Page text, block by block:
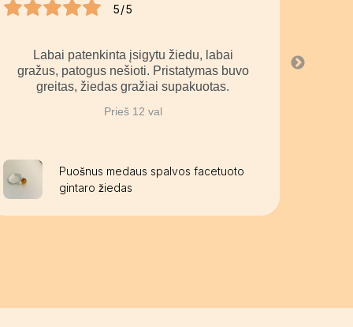
5/5
Labai patenkinta įsigytu žiedu, labai
gražus, patogus nešioti. Pristatymas buvo
greitas, žiedas gražiai supakuotas.
Prieš 12 val
Puošnus medaus spalvos facetuoto
gintaro žiedas